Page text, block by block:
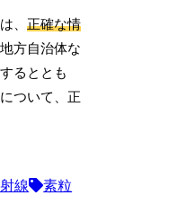
、正確な情
方自治体な
るととも
について、正
線
素粒